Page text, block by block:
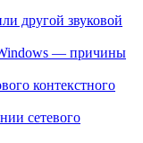
другой звуковой
— причины
контекстного
сетевого